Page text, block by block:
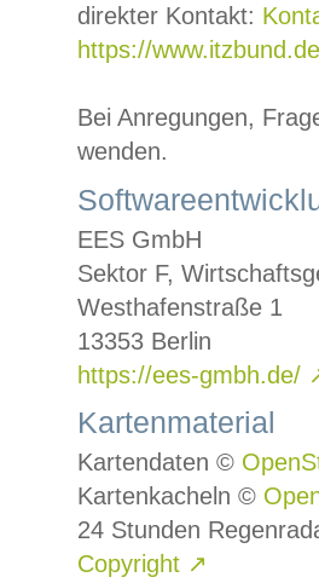
direkter Kontakt:
https://
Bei Anregungen,
wenden.
EES GmbH
Sektor F,
Westhafenstraße 1
13353 Berlin
https://ees-gmbh.de/
Kartenmaterial
Kartendaten ©
Kartenkacheln ©
24 Stunden
Copyright ↗